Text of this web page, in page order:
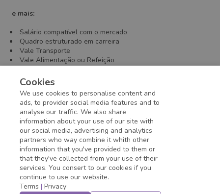
e mais:
Salário compatível com o mercado
Quadro estruturado em carreira
Vale Transporte
Vale Alimentação ou Refeição
TotalPass
Equipe de apoio psicológico
Licença maternidade/paternidade estendida
Application deadline expired!
Cookies
We use cookies to personalise content and
ads, to provider social media features and to
analyse our traffic. We also share
information about your use of our site with
our social media, advertising and analytics
partners who way combine it whith other
information that you've provided to them or
that they've collected from your use of their
services. You consert to our cookies if you
continue to use our website.
Terms | Privacy